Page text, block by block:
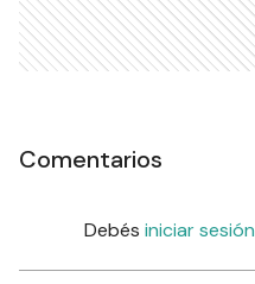
Comentarios
Debés iniciar sesión